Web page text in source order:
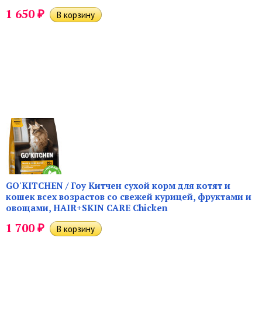
1 650₽
GO'KITCHEN / Гоу Китчен сухой корм для котят и
кошек всех возрастов со свежей курицей, фруктами и
овощами, HAIR+SKIN CARE Chicken
1 700₽